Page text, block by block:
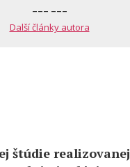
--- ---
Další články autora
štúdie realizovanej